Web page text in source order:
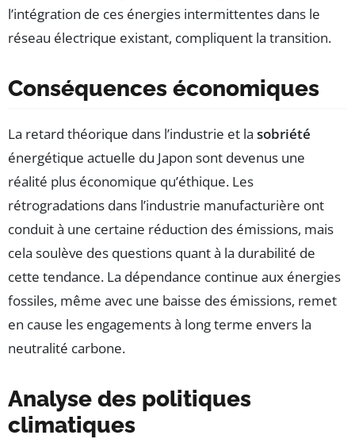
l’intégration de ces énergies intermittentes dans le
réseau électrique existant, compliquent la transition.
Conséquences économiques
La retard théorique dans l’industrie et la sobriété
énergétique actuelle du Japon sont devenus une
réalité plus économique qu’éthique. Les
rétrogradations dans l’industrie manufacturière ont
conduit à une certaine réduction des émissions, mais
cela soulève des questions quant à la durabilité de
cette tendance. La dépendance continue aux énergies
fossiles, même avec une baisse des émissions, remet
en cause les engagements à long terme envers la
neutralité carbone.
Analyse des politiques
climatiques